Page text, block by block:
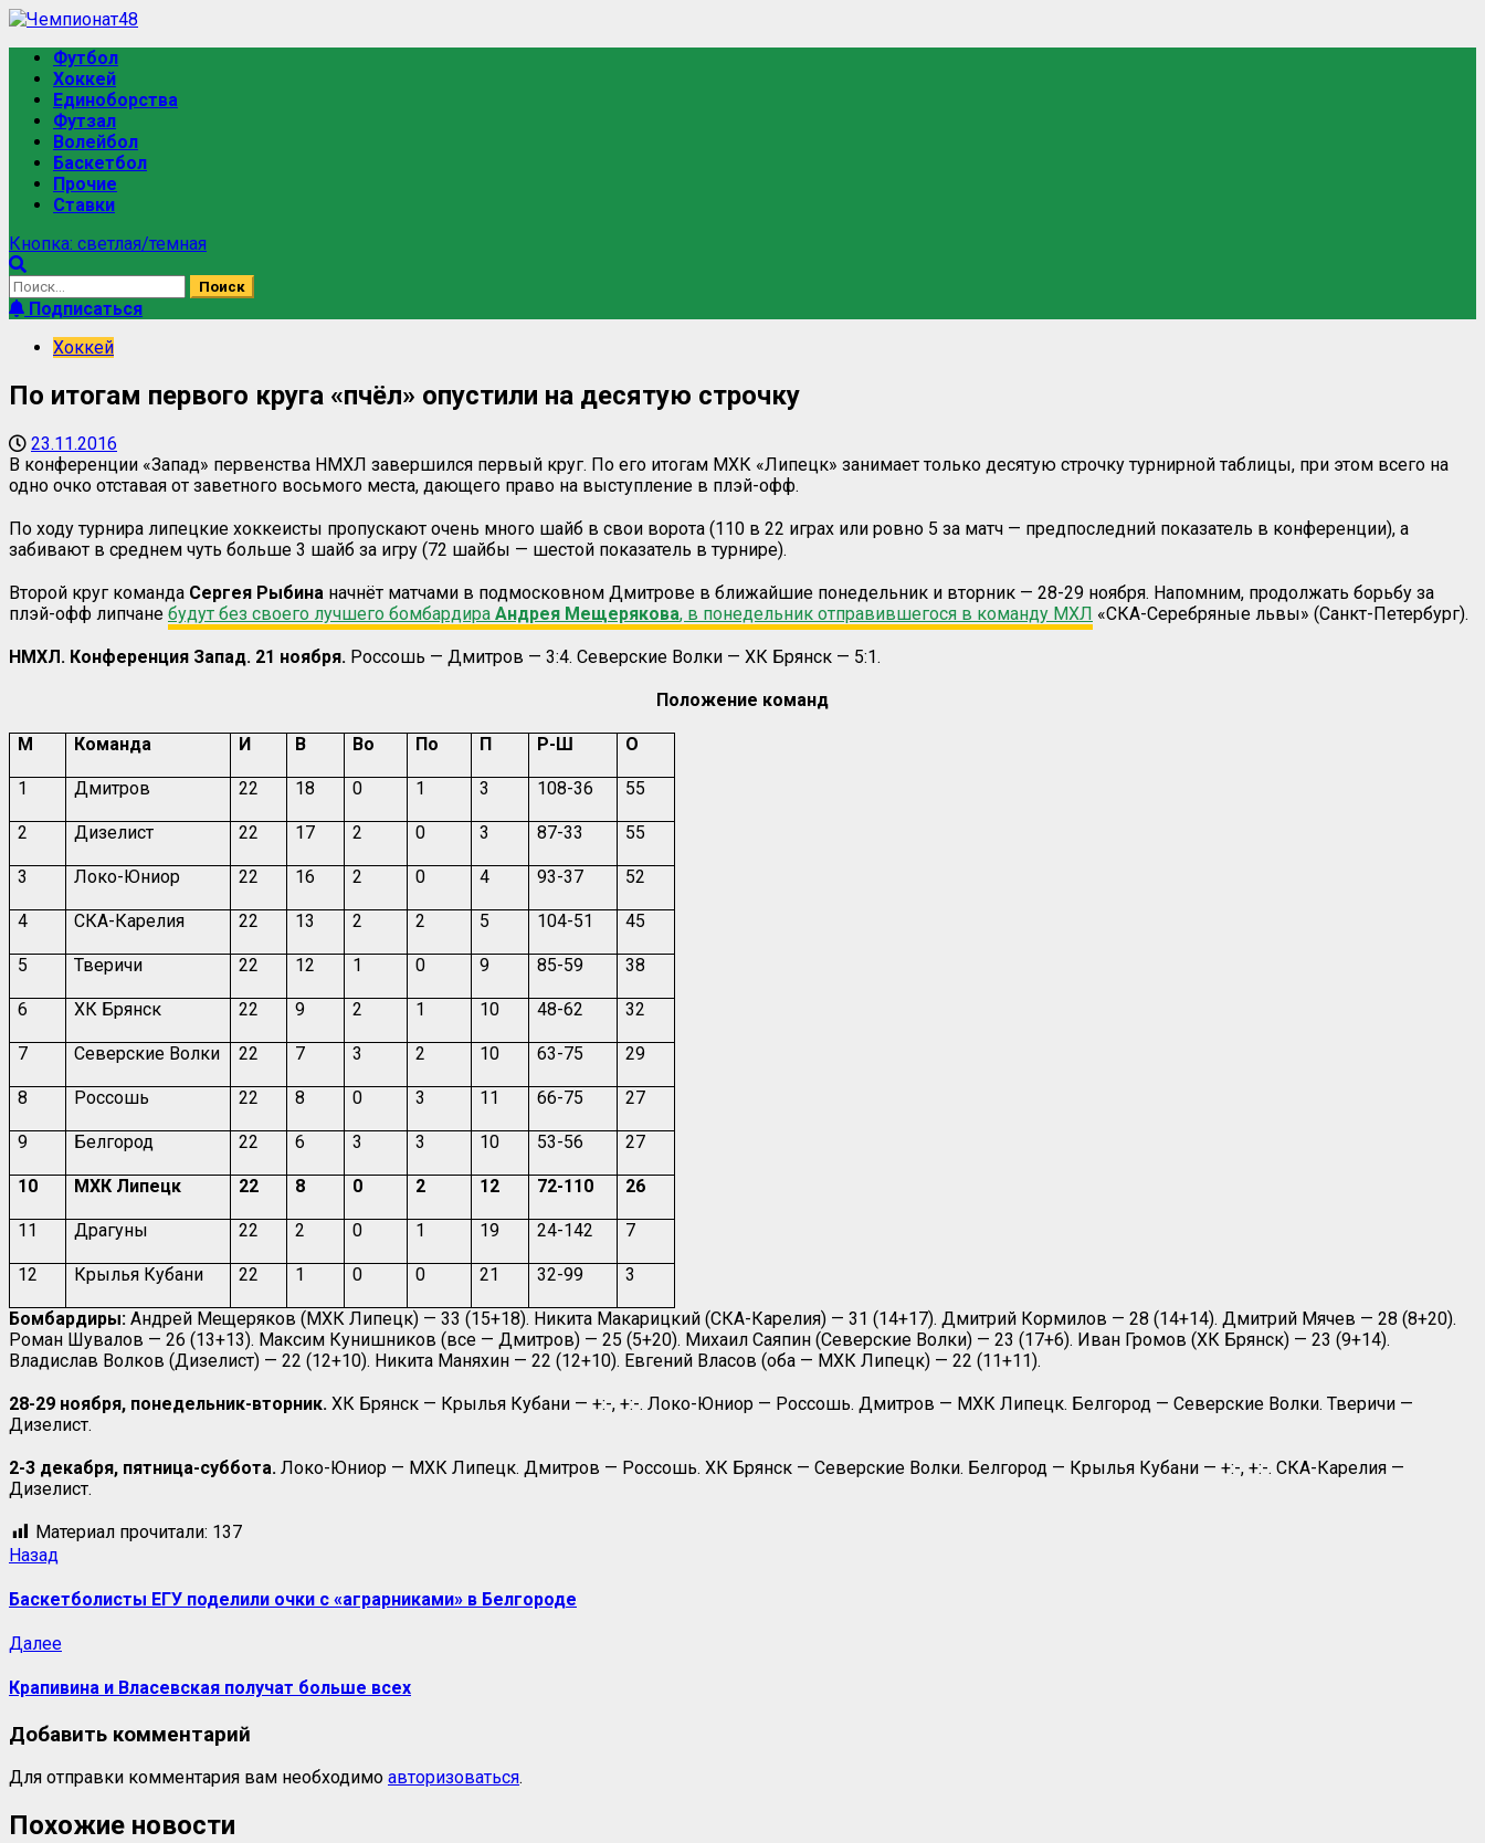
Футбол
Хоккей
Единоборства
Футзал
Волейбол
Баскетбол
Прочие
Ставки
Кнопка: светлая/темная
Подписаться
Хоккей
По итогам первого круга «пчёл» опустили на десятую строчку
23.11.2016
В конференции «Запад» первенства НМХЛ завершился первый круг. По его итогам МХК «Липецк» занимает только десятую строчку турнирной таблицы, при этом всего на
одно очко отставая от заветного восьмого места, дающего право на выступление в плэй-офф.
По ходу турнира липецкие хоккеисты пропускают очень много шайб в свои ворота (110 в 22 играх или ровно 5 за матч — предпоследний показатель в конференции), а
забивают в среднем чуть больше 3 шайб за игру (72 шайбы — шестой показатель в турнире).
Второй круг команда Сергея Рыбина начнёт матчами в подмосковном Дмитрове в ближайшие понедельник и вторник — 28-29 ноября. Напомним, продолжать борьбу за
плэй-офф липчане будут без своего лучшего бомбардира Андрея Мещерякова, в понедельник отправившегося в команду МХЛ «СКА-Серебряные львы» (Санкт-Петербург).
НМХЛ. Конференция Запад. 21 ноября. Россошь — Дмитров — 3:4. Северские Волки — ХК Брянск — 5:1.
Положение команд
М Команда И В Во По П Р-Ш О
1 Дмитров 22 18 0 1 3 108-36 55
2 Дизелист 22 17 2 0 3 87-33 55
3 Локо-Юниор 22 16 2 0 4 93-37 52
4 СКА-Карелия 22 13 2 2 5 104-51 45
5 Тверичи 22 12 1 0 9 85-59 38
6 ХК Брянск 22 9 2 1 10 48-62 32
7 Северские Волки 22 7 3 2 10 63-75 29
8 Россошь 22 8 0 3 11 66-75 27
9 Белгород 22 6 3 3 10 53-56 27
10 МХК Липецк 22 8 0 2 12 72-110 26
11 Драгуны 22 2 0 1 19 24-142 7
12 Крылья Кубани 22 1 0 0 21 32-99 3
Бомбардиры: Андрей Мещеряков (МХК Липецк) — 33 (15+18). Никита Макарицкий (СКА-Карелия) — 31 (14+17). Дмитрий Кормилов — 28 (14+14). Дмитрий Мячев — 28 (8+20).
Роман Шувалов — 26 (13+13). Максим Кунишников (все — Дмитров) — 25 (5+20). Михаил Саяпин (Северские Волки) — 23 (17+6). Иван Громов (ХК Брянск) — 23 (9+14).
Владислав Волков (Дизелист) — 22 (12+10). Никита Маняхин — 22 (12+10). Евгений Власов (оба — МХК Липецк) — 22 (11+11).
28-29 ноября, понедельник-вторник. ХК Брянск — Крылья Кубани — +:-, +:-. Локо-Юниор — Россошь. Дмитров — МХК Липецк. Белгород — Северские Волки. Тверичи —
Дизелист.
2-3 декабря, пятница-суббота. Локо-Юниор — МХК Липецк. Дмитров — Россошь. ХК Брянск — Северские Волки. Белгород — Крылья Кубани — +:-, +:-. СКА-Карелия —
Дизелист.
Материал прочитали: 137
Назад
Баскетболисты ЕГУ поделили очки с «аграрниками» в Белгороде
Далее
Крапивина и Власевская получат больше всех
Добавить комментарий
Для отправки комментария вам необходимо авторизоваться.
Похожие новости